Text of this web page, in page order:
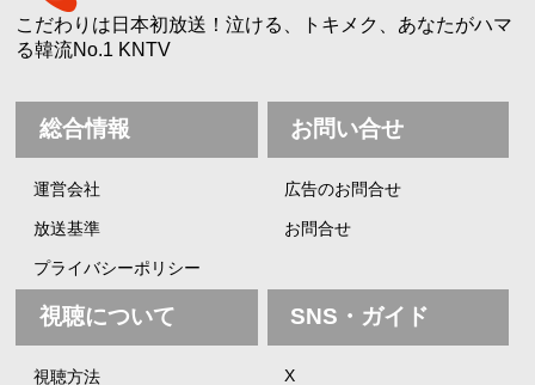
こだわりは日本初放送！泣ける、トキメク、あなたがハマ
る韓流No.1 KNTV
総合情報
運営会社
放送基準
プライバシーポリシー
お問い合せ
広告のお問合せ
お問合せ
視聴について
視聴方法
SNS・ガイド
X